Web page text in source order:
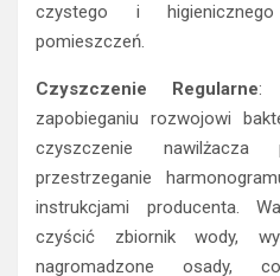
czystego i
pomieszczeń.
Czyszczenie Regularne:
zapobieganiu rozwojowi
czyszczenie
przestrzeganie
instrukcjami producenta.
czyścić zbiornik wody,
nagromadzone osady,